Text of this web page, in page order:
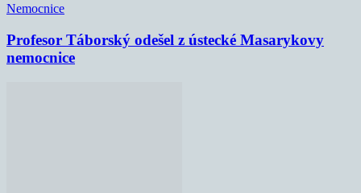
Nemocnice
Profesor Táborský odešel z ústecké Masarykovy
nemocnice